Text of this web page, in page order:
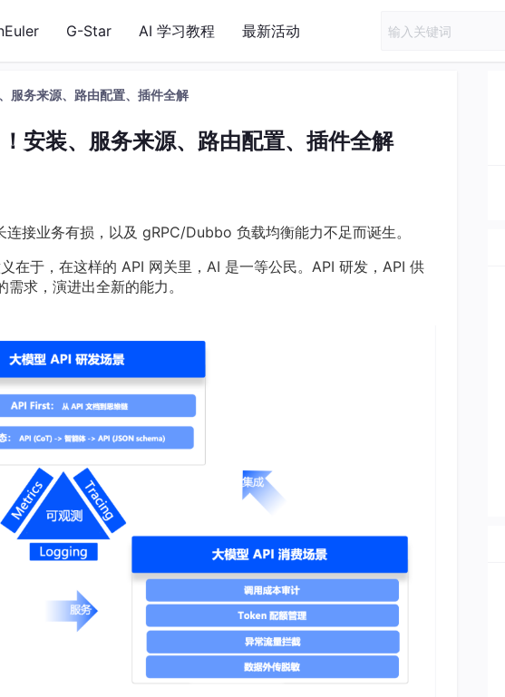
G-Star AI 学习教程 最新活动
服务来源、路由配置、插件全解
安装、服务来源、路由配置、插件全解
接业务有损，以及 gRPC/Dubbo 负载均衡能力不足而诞生。
在于，在这样的 API 网关里，AI 是一等公民。API 研发，API 供
求，演进出全新的能力。